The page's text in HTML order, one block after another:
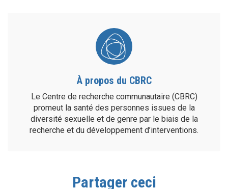
À propos du CBRC
Le Centre de recherche communautaire (CBRC)
promeut la santé des personnes issues de la
diversité sexuelle et de genre par le biais de la
recherche et du développement d’interventions.
Partager ceci